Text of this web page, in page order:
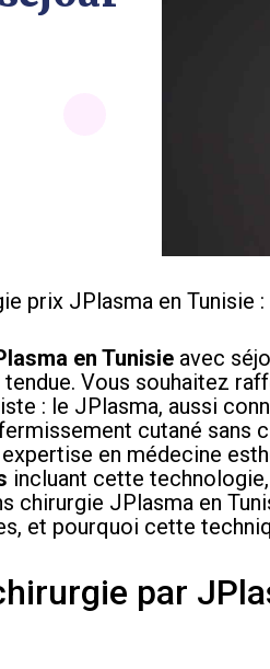
prix JPlasma en
en Tunisie avec
Vous souhaitez
: le JPlasma, aussi
cutané sans
en médecine
incluant cette
chirurgie JPlasma en
et pourquoi cette
par